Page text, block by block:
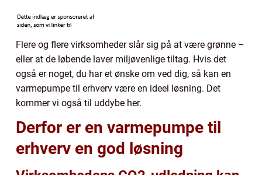
Flere og flere virksomheder slår sig på at være grønne –
eller at de løbende laver miljøvenlige tiltag. Hvis det
også er noget, du har et ønske om ved dig, så kan en
varmepumpe til erhverv være en ideel løsning. Det
kommer vi også til uddybe her.
Derfor er en varmepumpe til
erhverv en god løsning